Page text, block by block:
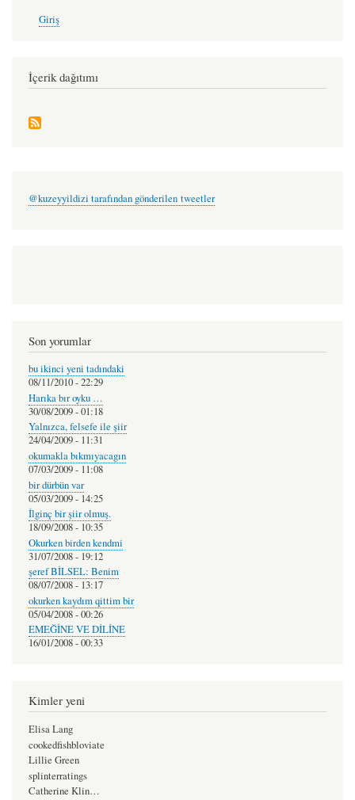
account
Giriş
İçerik dağıtımı
@kuzeyyildizi tarafından gönderilen tweetler
Son yorumlar
bu ikinci yeni tadındaki
08/11/2010 - 22:29
Harıka bır oyku …
30/08/2009 - 01:18
Yalnızca, felsefe ile şiir
24/04/2009 - 11:31
okumakla bıkmıyacagın
07/03/2009 - 11:08
bir dürbün var
05/03/2009 - 14:25
İlginç bir şiir olmuş.
18/09/2008 - 10:35
Okurken birden kendmi
31/07/2008 - 19:12
şeref BİLSEL: Benim
08/07/2008 - 13:17
okurken kaydım qittim bir
05/04/2008 - 00:26
EMEĞİNE VE DİLİNE
16/01/2008 - 00:33
Kimler yeni
Elisa Lang
cookedfishbloviate
Lillie Green
splinterratings
Catherine Klin…